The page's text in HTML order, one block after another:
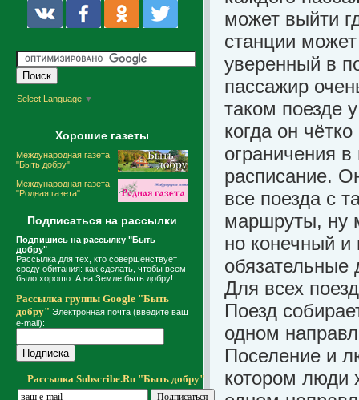
Select Language ▼
Хорошие газеты
Международная газета
"Быть добру"
Международная газета
"Родная газета"
Подписаться на рассылки
Подпишись на рассылку "Быть
добру"
Рассылка для тех, кто совершенствует
среду обитания: как сделать, чтобы всем
было хорошо. А на Земле быть добру!
Рассылка группы Google "Быть
добру" Электронная почта (введите ваш
e-mail):
Рассылка Subscribe.Ru "Быть добру"
может выйти
станции
уверенный в
пассажир
таком поезде
когда он
ограничения
расписание.
все поезда с
маршруты, ну
но конечный и
обязательные
Для всех
Поезд
одном
Поселение и
котором люди